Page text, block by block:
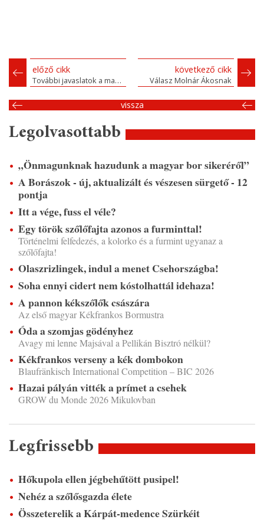
előző cikk
További javaslatok a magyar bor ügyéhez
következő cikk
Válasz Molnár Ákosnak
vissza
Legolvasottabb
„Önmagunknak hazudunk a magyar bor sikeréről”
A Borászok - új, aktualizált és vészesen sürgető - 12
pontja
Itt a vége, fuss el véle?
Egy török szőlőfajta azonos a furminttal!
Történelmi felfedezés, a kolorko és a furmint ugyanaz a
szőlőfajta!
Olaszrizlingek, indul a menet Csehországba!
Soha ennyi cidert nem kóstolhattál idehaza!
A pannon kékszőlők császára
Az első magyar Kékfrankos Bormustra
Óda a szomjas gödényhez
Avagy mi lenne Majsával a Pellikán Bisztró nélkül?
Kékfrankos verseny a kék dombokon
Blaufränkisch International Competition – BIC 2026
Hazai pályán vitték a prímet a csehek
GROW du Monde 2026 Mikulovban
Legfrissebb
Hőkupola ellen jégbehűtött pusipel!
Nehéz a szőlősgazda élete
Összeterelik a Kárpát-medence Szürkéit